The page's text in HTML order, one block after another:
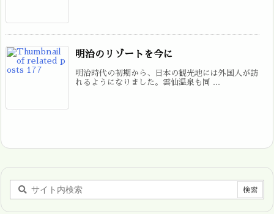
明治のリゾートを今に
明治時代の初期から、日本の観光地には外国人が訪
れるようになりました。雲仙温泉も同 ...